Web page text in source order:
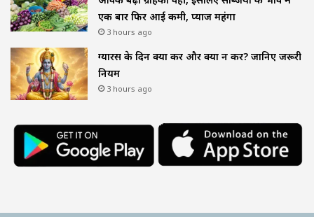
एक बार फिर आई कमी, प्याज महंगा
3 hours ago
ग्यारस के दिन क्या करें और क्या न करें? जानिए जरूरी
नियम
3 hours ago